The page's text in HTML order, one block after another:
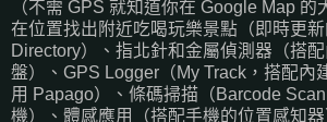
（不需 GPS 就知道你在 Google Map
在位置找出附近吃喝玩樂景點（即時更
Directory）、指北針和金屬偵測器（搭
盤）、GPS Logger（My Track，搭配內
用 Papago）、條碼掃描（Barcode
機）、體感應用（搭配手機的位置感知